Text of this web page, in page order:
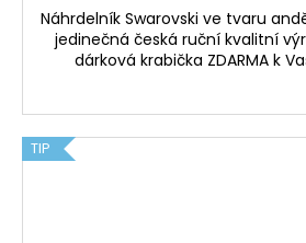
Náhrdelník Swarovski ve tvaru
jedinečná česká ruční kvalitní
dárková krabička ZDARMA k
TIP